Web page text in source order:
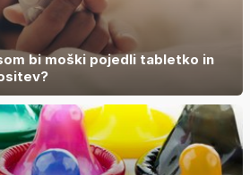
bi moški pojedli tabletko in